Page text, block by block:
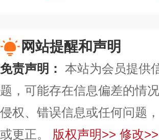
网站提醒和声明
免责声明： 本站为会员提供
题，可能存在信息偏差的情
侵权、错误信息或任何问题
或更正。
版权声明>> 修改>>